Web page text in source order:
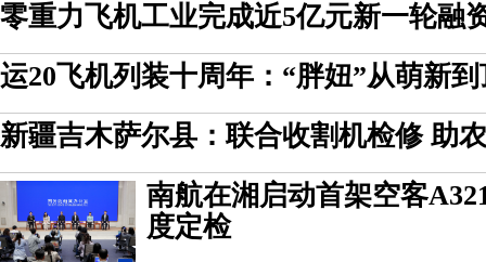
零重力飞机工业完成近5亿元新一轮融
运20飞机列装十周年：“胖妞”从萌新
新疆吉木萨尔县：联合收割机检修 助
南航在湘启动首架空客
度定检